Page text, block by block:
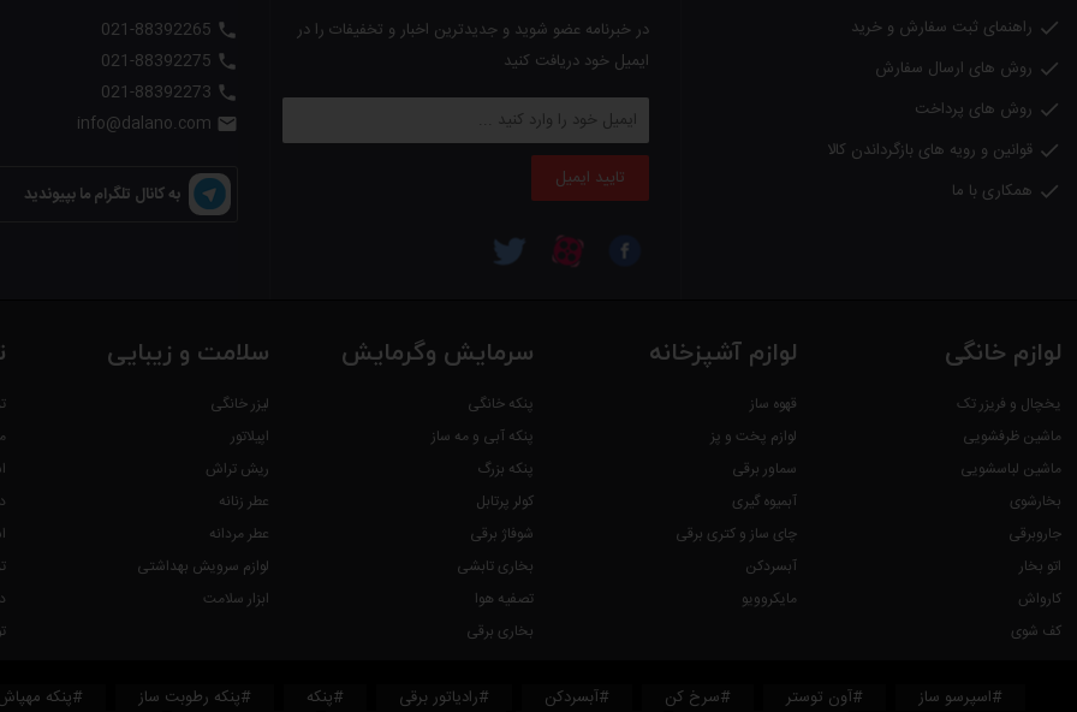
 راهنمای ثبت سفارش و خرید
 روش های ارسال سفارش
 روش های پرداخت
 قوانین و رویه های بازگرداندن کالا
 همکاری با ما
در خبرنامه عضو شوید و جدیدترین اخبار و تخفیفات را در
ایمیل خود دریافت کنید
تایید ایمیل




به کانال تلگرام ما بپیوندید
لوازم خانگی
یخچال و فریزر تک
ماشین ظرفشویی
ماشین لباسشویی
بخارشوی
جاروبرقی
اتو بخار
کارواش
کف شوی
لوازم آشپزخانه
قهوه ساز
لوازم پخت و پز
سماور برقی
آبمیوه گیری
چای ساز و کتری برقی
آبسردکن
مایکروویو
سرمایش وگرمایش
پنکه خانگی
پنکه آبی و مه ساز
پنکه بزرگ
کولر پرتابل
شوفاژ برقی
بخاری تابشی
تصفیه هوا
بخاری برقی
سلامت و زیبایی
لیزر خانگی
اپیلاتور
ریش تراش
عطر زنانه
عطر مردانه
لوازم سرویش بهداشتی
ابزار سلامت
#اسپرسو ساز #آون توستر #سرخ کن #آبسردکن #رادیاتور برقی #پنکه #پنکه رطوبت ساز
#پنکه